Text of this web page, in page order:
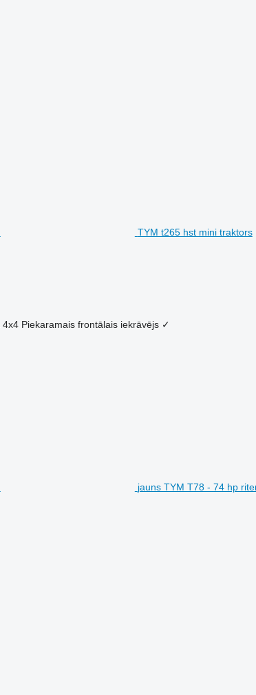
TYM t265 hst mini traktors
4x4 Piekaramais frontālais iekrāvējs ✓
jauns TYM T78 - 74 hp